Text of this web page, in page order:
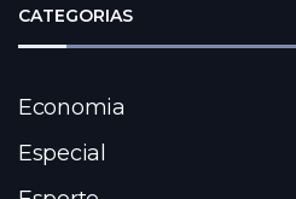
CATEGORIAS
Economia
Especial